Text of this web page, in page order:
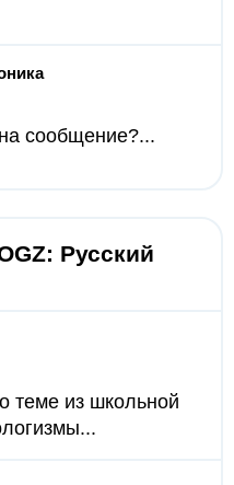
сообщение?...
Русский
теме из школьной